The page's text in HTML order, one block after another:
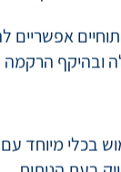
מתרחשים
יכולה
פגיעה מקומית
ובהיקף